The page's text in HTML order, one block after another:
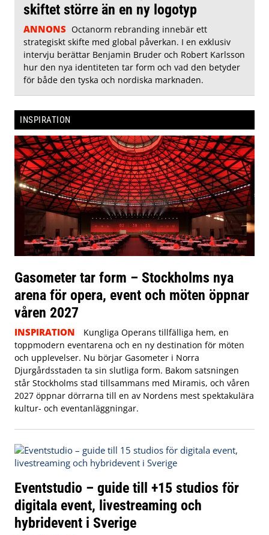
skiftet större än en ny logotyp
ANNONS Octanorm rebranding innebär ett
strategiskt skifte med global påverkan. I en exklusiv
intervju berättar Benjamin Bruder och Robert Karlsson
hur den nya identiteten tar form och vad den betyder
för både den tyska och nordiska marknaden.
INSPIRATION
Gasometer tar form – Stockholms nya
arena för opera, event och möten öppnar
våren 2027
INSPIRATION
Kungliga Operans tillfälliga hem, en
toppmodern eventarena och en ny destination för möten
och upplevelser. Nu börjar Gasometer i Norra
Djurgårdsstaden ta sin slutliga form. Bakom satsningen
står Stockholms stad tillsammans med Miramis, och våren
2027 öppnar dörrarna till en av Nordens mest spektakulära
kultur- och eventanläggningar.
Eventstudio – guide till +15 studios för
digitala event, livestreaming och
hybridevent i Sverige